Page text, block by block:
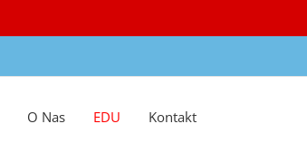
O Nas EDU Kontakt